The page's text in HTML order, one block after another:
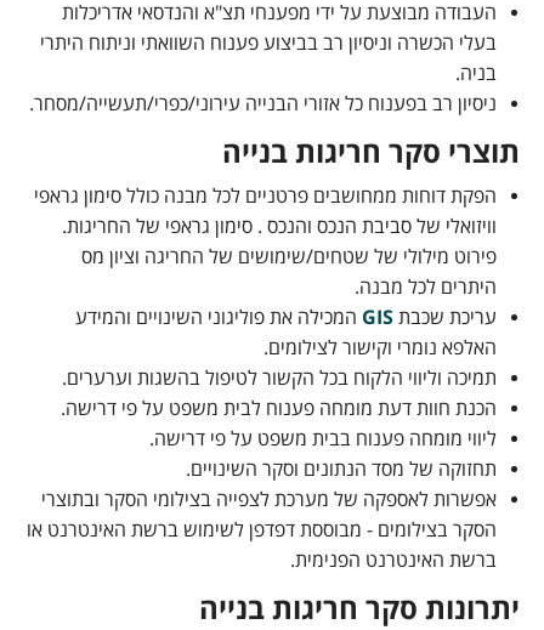
העבודה מבוצעת על ידי מפענחי תצ"א והנדסאי אדריכלות
בעלי הכשרה וניסיון רב בביצוע פענוח השוואתי וניתוח היתרי
בניה.
ניסיון רב בפענוח כל אזורי הבנייה עירוני/כפרי/תעשייה/מסחר.
תוצרי סקר חריגות בנייה
הפקת דוחות ממחושבים פרטניים לכל מבנה כולל סימון גראפי
וויזואלי של סביבת הנכס והנכס . סימון גראפי של החריגות.
פירוט מילולי של שטחים/שימושים של החריגה וציון מס
היתרים לכל מבנה.
עריכת שכבת GIS המכילה את פוליגוני השינויים והמידע
האלפא נומרי וקישור לצילומים.
תמיכה וליווי הלקוח בכל הקשור לטיפול בהשגות וערערים.
הכנת חוות דעת מומחה פענוח לבית משפט על פי דרישה.
ליווי מומחה פענוח בבית משפט על פי דרישה.
תחזוקה של מסד הנתונים וסקר השינויים.
אפשרות לאספקה של מערכת לצפייה בצילומי הסקר ובתוצרי
הסקר בצילומים - מבוססת דפדפן לשימוש ברשת האינטרנט או
ברשת האינטרנט הפנימית.
יתרונות סקר חריגות בנייה